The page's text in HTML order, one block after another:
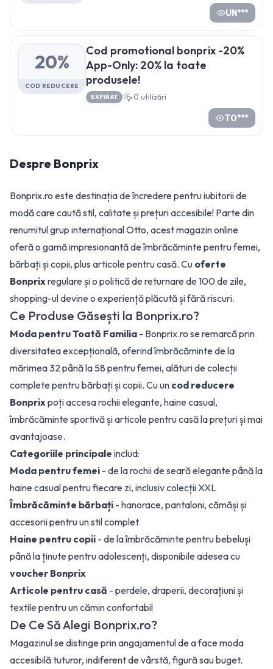
UN***
20%
COD REDUCERE
Cod promotional bonprix -20%
App-Only: 20% la toate
produsele!
EXPIRAT 0 utilizări
TO***
Despre Bonprix
Bonprix.ro este destinația de încredere pentru iubitorii de
modă care caută stil, calitate și prețuri accesibile! Parte din
renumitul grup internațional Otto, acest magazin online
oferă o gamă impresionantă de îmbrăcăminte pentru femei,
bărbați și copii, plus articole pentru casă. Cu oferte
Bonprixregulare și o politică de returnare de 100 de zile,
shopping-ul devine o experiență plăcută și fără riscuri.
Ce Produse Găsești la Bonprix.ro?
Moda pentru Toată Familia - Bonprix.ro se remarcă prin
diversitatea excepțională, oferind îmbrăcăminte de la
mărimea 32 până la 58 pentru femei, alături de colecții
complete pentru bărbați și copii. Cu un cod reducere
Bonprixpoți accesa rochii elegante, haine casual,
îmbrăcăminte sportivă și articole pentru casă la prețuri și mai
avantajoase.
Categoriile principale includ:
Moda pentru femei - de la rochii de seară elegante până la
haine casual pentru fiecare zi, inclusiv colecții XXL
Îmbrăcăminte bărbați - hanorace, pantaloni, cămăși și
accesorii pentru un stil complet
Haine pentru copii - de la îmbrăcăminte pentru bebeluși
până la ținute pentru adolescenți, disponibile adesea cu
voucher Bonprix
Articole pentru casă - perdele, draperii, decorațiuni și
textile pentru un cămin confortabil
De Ce Să Alegi Bonprix.ro?
Magazinul se distinge prin angajamentul de a face moda
accesibilă tuturor, indiferent de vârstă, figură sau buget.